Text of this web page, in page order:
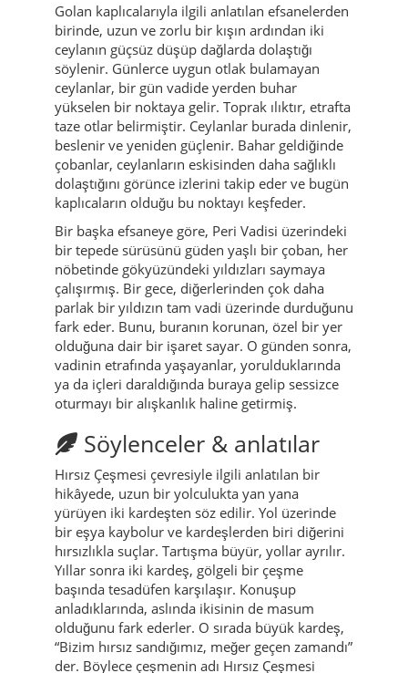
Golan kaplıcalarıyla ilgili anlatılan efsanelerden
birinde, uzun ve zorlu bir kışın ardından iki
ceylanın güçsüz düşüp dağlarda dolaştığı
söylenir. Günlerce uygun otlak bulamayan
ceylanlar, bir gün vadide yerden buhar
yükselen bir noktaya gelir. Toprak ılıktır, etrafta
taze otlar belirmiştir. Ceylanlar burada dinlenir,
beslenir ve yeniden güçlenir. Bahar geldiğinde
çobanlar, ceylanların eskisinden daha sağlıklı
dolaştığını görünce izlerini takip eder ve bugün
kaplıcaların olduğu bu noktayı keşfeder.
Bir başka efsaneye göre, Peri Vadisi üzerindeki
bir tepede sürüsünü güden yaşlı bir çoban, her
nöbetinde gökyüzündeki yıldızları saymaya
çalışırmış. Bir gece, diğerlerinden çok daha
parlak bir yıldızın tam vadi üzerinde durduğunu
fark eder. Bunu, buranın korunan, özel bir yer
olduğuna dair bir işaret sayar. O günden sonra,
vadinin etrafında yaşayanlar, yorulduklarında
ya da içleri daraldığında buraya gelip sessizce
oturmayı bir alışkanlık haline getirmiş.
Söylenceler & anlatılar
Hırsız Çeşmesi çevresiyle ilgili anlatılan bir
hikâyede, uzun bir yolculukta yan yana
yürüyen iki kardeşten söz edilir. Yol üzerinde
bir eşya kaybolur ve kardeşlerden biri diğerini
hırsızlıkla suçlar. Tartışma büyür, yollar ayrılır.
Yıllar sonra iki kardeş, gölgeli bir çeşme
başında tesadüfen karşılaşır. Konuşup
anladıklarında, aslında ikisinin de masum
olduğunu fark ederler. O sırada büyük kardeş,
“Bizim hırsız sandığımız, meğer geçen zamandı”
der. Böylece çeşmenin adı Hırsız Çeşmesi